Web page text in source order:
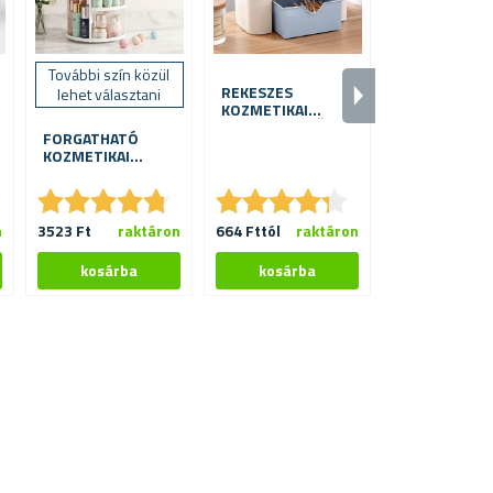
További szín közül
lehet választani
FORGATHATÓ
KOZMETIKAI
★★★★★
★★★★★
3523 Ft raktáron
REKESZES
KOZMETIKAI
★★★★★
★★★★★
664 Fttól raktáron